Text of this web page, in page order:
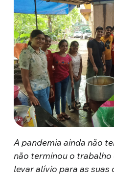
A pandemia ainda não
não terminou o
levar alívio para as suas